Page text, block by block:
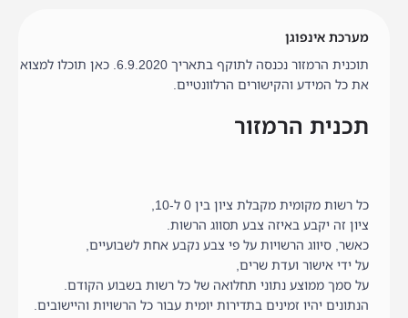
מערכת אינפוגן
תוכנית הרמזור נכנסה לתוקף בתאריך 6.9.2020. כאן תוכלו למצוא
את כל המידע והקישורים הרלוונטיים.
תכנית הרמזור
כל רשות מקומית מקבלת ציון בין 0 ל-10,
ציון זה יקבע באיזה צבע תסווג הרשות.
כאשר, סיווג הרשויות על פי צבע נקבע אחת לשבועיים,
על ידי אישור ועדת שרים,
על סמך ממוצע נתוני תחלואה של כל רשות בשבוע הקודם.
הנתונים יהיו זמינים בתדירות יומית עבור כל הרשויות והיישובים.